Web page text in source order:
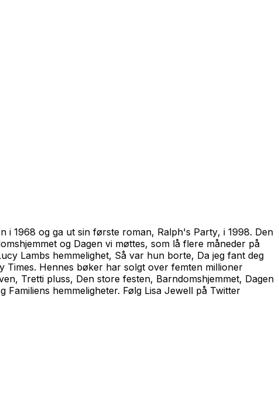
i 1968 og ga ut sin første roman, Ralph's Party, i 1998. Den
og Dagen vi møttes, som lå flere måneder på
Lambs hemmelighet, Så var hun borte, Da jeg fant deg
Times. Hennes bøker har solgt over femten millioner
, Tretti pluss, Den store festen, Barndomshjemmet, Dagen
Familiens hemmeligheter. Følg Lisa Jewell på Twitter